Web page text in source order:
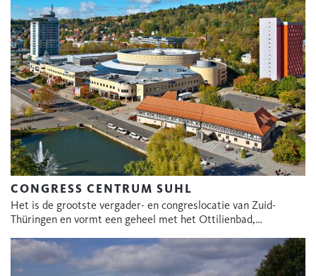
CONGRESS CENTRUM SUHL
Het is de grootste vergader- en congreslocatie van Zuid-
Thüringen en vormt een geheel met het Ottilienbad,…